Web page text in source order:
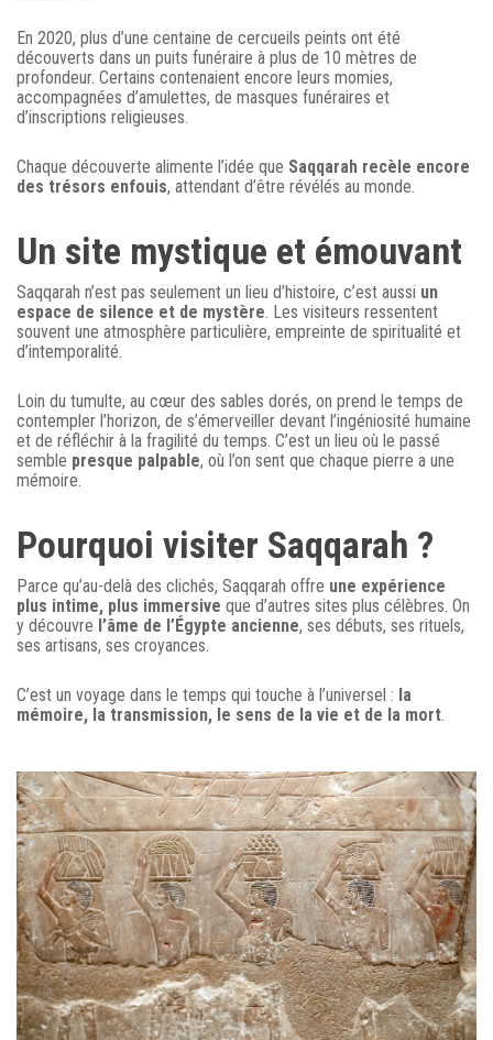
En 2020, plus d’une centaine de cercueils peints ont été
découverts dans un puits funéraire à plus de 10 mètres de
profondeur. Certains contenaient encore leurs momies,
accompagnées d’amulettes, de masques funéraires et
d’inscriptions religieuses.
Chaque découverte alimente l’idée que Saqqarah recèle encore
des trésors enfouis, attendant d’être révélés au monde.
Un site mystique et émouvant
Saqqarah n’est pas seulement un lieu d’histoire, c’est aussi un
espace de silence et de mystère . Les visiteurs ressentent
souvent une atmosphère particulière, empreinte de spiritualité et
d’intemporalité.
Loin du tumulte, au cœur des sables dorés, on prend le temps de
contempler l’horizon, de s’émerveiller devant l’ingéniosité humaine
et de réfléchir à la fragilité du temps. C’est un lieu où le passé
semble presque palpable, où l’on sent que chaque pierre a une
mémoire.
Pourquoi visiter Saqqarah ?
Parce qu’au-delà des clichés, Saqqarah offre une expérience
plus intime, plus immersive que d’autres sites plus célèbres. On
y découvre l’âme de l’Égypte ancienne, ses débuts, ses rituels,
ses artisans, ses croyances.
C’est un voyage dans le temps qui touche à l’universel : la
mémoire, la transmission, le sens de la vie et de la mort